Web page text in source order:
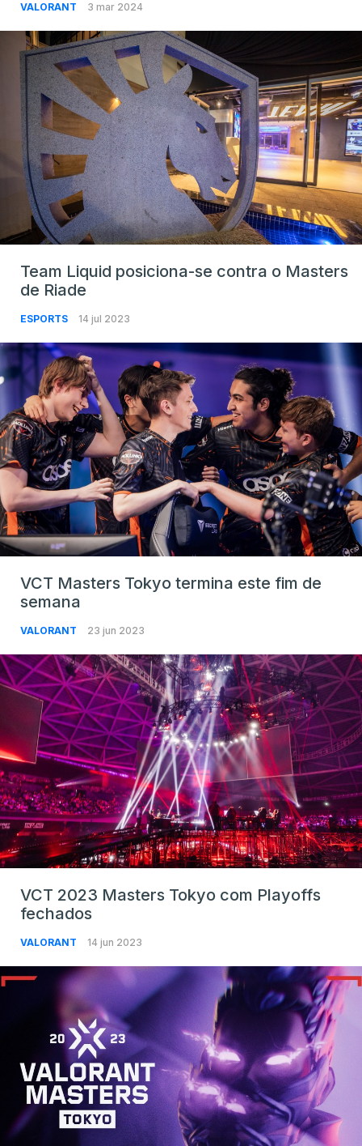
VALORANT 3 mar 2024
Team Liquid posiciona-se contra o Masters
de Riade
ESPORTS 14 jul 2023
VCT Masters Tokyo termina este fim de
semana
VALORANT 23 jun 2023
VCT 2023 Masters Tokyo com Playoffs
fechados
VALORANT 14 jun 2023